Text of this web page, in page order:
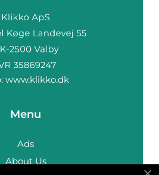
www.klikko.dk
Menu
Ads
About Us